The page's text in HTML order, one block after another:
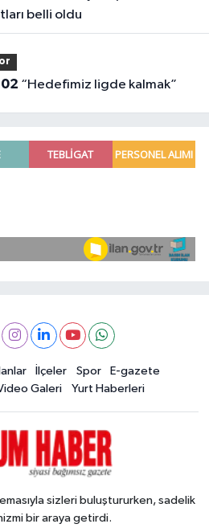
belli oldu
“Hedefimiz ligde kalmak”
İlçeler Spor
E-gazete
Galeri Yurt Haberleri
sizleri buluştururken, sadelik
bir araya getirdi.